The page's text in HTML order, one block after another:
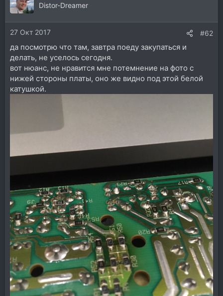
Distor-Dreamer
27 Окт 2017 #62
да посмотрю что там, завтра поеду закупаться и
делать, не уселось сегодня.
вот нюанс, не нравится мне потемнение на фото с
нижей стороны платы, оно же видно под этой белой
катушкой.